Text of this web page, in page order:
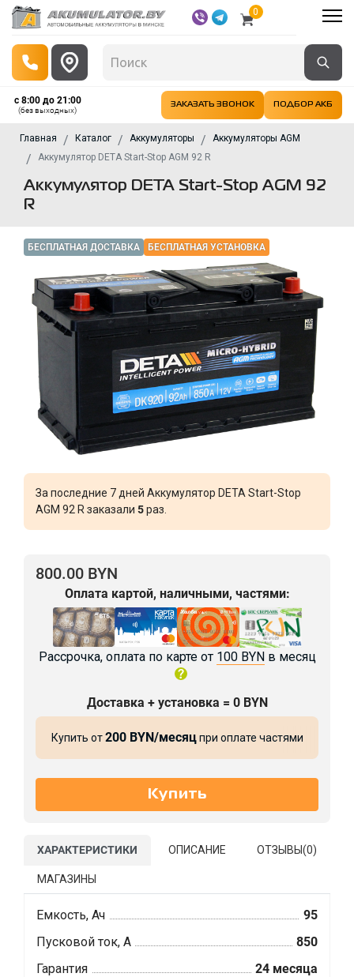
0
с 8:00 до 21:00
(без выходных)
ЗАКАЗАТЬ ЗВОНОК ПОДБОР АКБ
Главная Каталог Аккумуляторы
Аккумуляторы AGM
Аккумулятор DETA Start-Stop AGM 92 R
Аккумулятор DETA Start-Stop AGM 92
R
БЕСПЛАТНАЯ ДОСТАВКА БЕСПЛАТНАЯ УСТАНОВКА
За последние 7 дней Аккумулятор DETA Start-Stop
AGM 92 R заказали 5раз.
800.00 BYN
Оплата картой, наличными, частями:
Рассрочка, оплата по карте от 100 BYNв месяц
Доставка + установка = 0 BYN
Купить от200 BYN/месяцпри оплате частями
ХАРАКТЕРИСТИКИ ОПИСАНИЕ ОТЗЫВЫ(0)
МАГАЗИНЫ
Емкость, Ач
95
Пусковой ток, А
850
Гарантия
24 месяца